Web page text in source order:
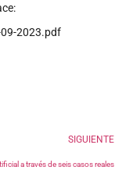
2023.pdf
SIGUIENTE
a través de seis casos reales